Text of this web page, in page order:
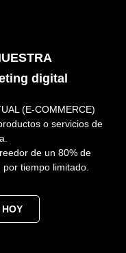
digital
(E-COMMERCE)
o servicios de
de un 80% de
tiempo limitado.